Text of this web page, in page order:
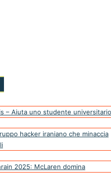
– Aiuta uno studente universitario
hacker iraniano che minaccia
2025: McLaren domina